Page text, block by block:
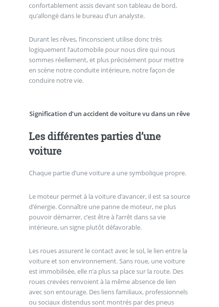
confortablement assis devant son tableau de bord,
qu’allongé dans le bureau d’un analyste.
Durant les rêves, l’inconscient utilise donc très
logiquement l’automobile pour nous dire qui nous
sommes réellement, et plus précisément pour mettre
en scène notre conduite intérieure, notre façon de
conduire notre vie.
Signification d’un accident de voiture vu dans un rêve
Les différentes parties d’une
voiture
Chaque partie d’une voiture a une symbolique propre.
Le moteur permet à la voiture d’avancer, il est sa source
d’énergie. Connaître une panne de moteur, ne plus
pouvoir démarrer, c’est être à l’arrêt dans sa vie
intérieure, un signe plutôt défavorable.
Les roues assurent le contact avec le sol, le lien entre la
voiture et son environnement. Sans roue, une voiture
est immobilisée, elle n’a plus sa place sur la route. Des
roues crevées renvoient à la même absence de lien
avec son entourage. Des liens familiaux, professionnels
ou sociaux distendus sont montrés par des pneus